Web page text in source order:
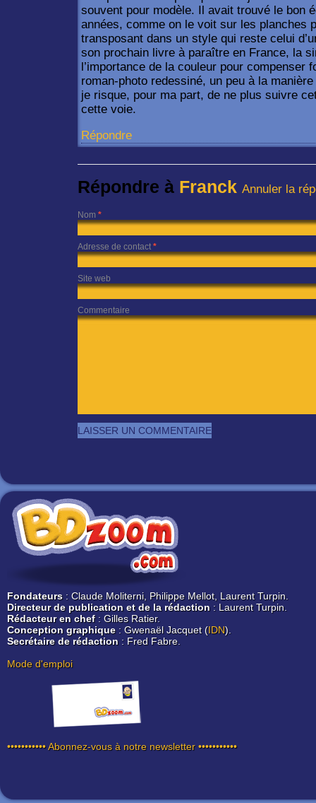
souvent pour modèle. Il avait trouvé le bon
années, comme on le voit sur les planches
transposant dans un style qui reste celui
son prochain livre à paraître en France, la
l’importance de la couleur pour compenser
roman-photo redessiné, un peu à la
je risque, pour ma part, de ne plus suivre
cette voie.
Répondre
Répondre à Franck Annuler la
Nom *
Adresse de contact *
Site web
Commentaire
Fondateurs : Claude Moliterni, Philippe Mellot, Laurent Turpin.
Directeur de publication et de la rédaction : Laurent Turpin.
Rédacteur en chef: Gilles Ratier.
Conception graphique: Gwenaël Jacquet (IDN).
Secrétaire de rédaction : Fred Fabre.
Mode d'emploi
••••••••••• Abonnez-vous à notre newsletter •••••••••••